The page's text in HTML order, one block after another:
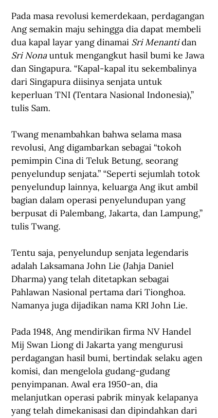
Pada masa revolusi kemerdekaan, perdagangan
Ang semakin maju sehingga dia dapat membeli
dua kapal layar yang dinamai Sri Menanti dan
Sri Nona untuk mengangkut hasil bumi ke Jawa
dan Singapura. “Kapal-kapal itu sekembalinya
dari Singapura diisinya senjata untuk
keperluan TNI (Tentara Nasional Indonesia),”
tulis Sam.
Twang menambahkan bahwa selama masa
revolusi, Ang digambarkan sebagai “tokoh
pemimpin Cina di Teluk Betung, seorang
penyelundup senjata.” “Seperti sejumlah totok
penyelundup lainnya, keluarga Ang ikut ambil
bagian dalam operasi penyelundupan yang
berpusat di Palembang, Jakarta, dan Lampung,”
tulis Twang.
Tentu saja, penyelundup senjata legendaris
adalah Laksamana John Lie (Jahja Daniel
Dharma) yang telah ditetapkan sebagai
Pahlawan Nasional pertama dari Tionghoa.
Namanya juga dijadikan nama KRI John Lie.
Pada 1948, Ang mendirikan firma NV Handel
Mij Swan Liong di Jakarta yang mengurusi
perdagangan hasil bumi, bertindak selaku agen
komisi, dan mengelola gudang-gudang
penyimpanan. Awal era 1950-an, dia
melanjutkan operasi pabrik minyak kelapanya
yang telah dimekanisasi dan dipindahkan dari